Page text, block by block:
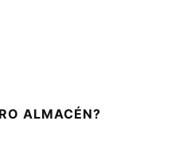
ALMACÉN?